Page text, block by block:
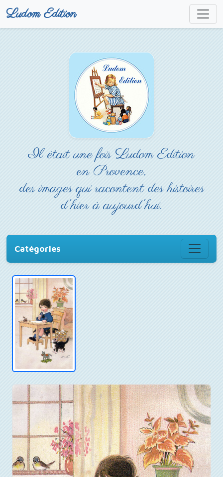
Ludom Edition
Il était une fois Ludom Edition
en Provence,
des images qui racontent des histoires
d'hier à aujourd'hui.
Catégories